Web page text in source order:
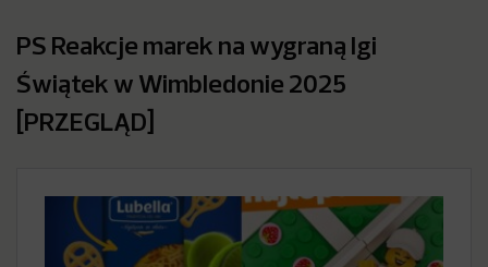
PS Reakcje marek na wygraną Igi
Świątek w Wimbledonie 2025
[PRZEGLĄD]